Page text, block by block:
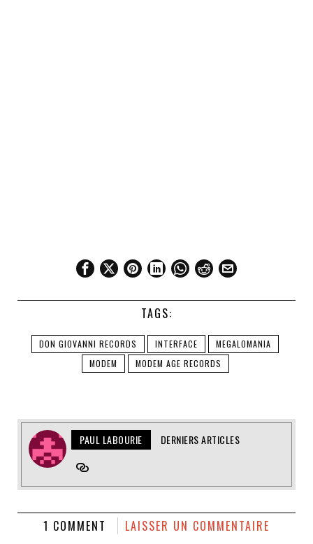
TAGS:
DON GIOVANNI RECORDS INTERFACE
MEGALOMANIA
MODEM
MODEM AGE RECORDS
PAUL LABOURIE DERNIERS ARTICLES
1 COMMENT LAISSER UN COMMENTAIRE